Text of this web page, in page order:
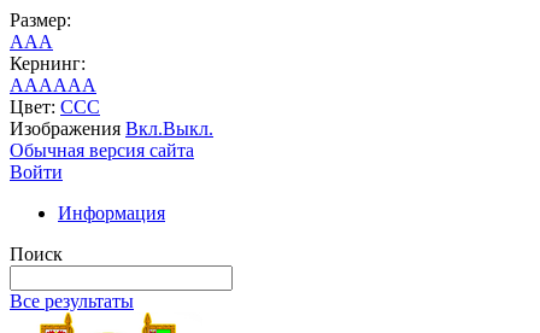
Размер:
AAA
Кернинг:
AAAAAA
Цвет: CCC
Изображения Вкл.Выкл.
Обычная версия сайта
Войти
Информация
Поиск
Все результаты